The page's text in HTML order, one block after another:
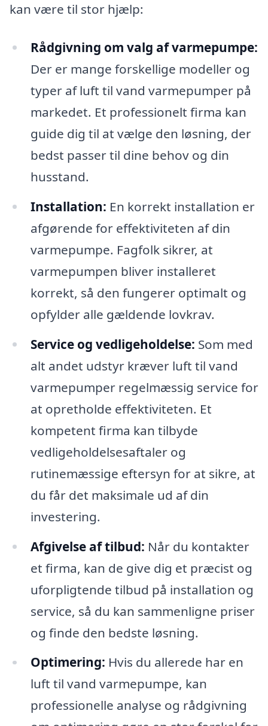
kan være til stor hjælp:
Rådgivning om valg af varmepumpe:
Der er mange forskellige modeller og
typer af luft til vand varmepumper på
markedet. Et professionelt firma kan
guide dig til at vælge den løsning, der
bedst passer til dine behov og din
husstand.
Installation: En korrekt installation er
afgørende for effektiviteten af din
varmepumpe. Fagfolk sikrer, at
varmepumpen bliver installeret
korrekt, så den fungerer optimalt og
opfylder alle gældende lovkrav.
Service og vedligeholdelse: Som med
alt andet udstyr kræver luft til vand
varmepumper regelmæssig service for
at opretholde effektiviteten. Et
kompetent firma kan tilbyde
vedligeholdelsesaftaler og
rutinemæssige eftersyn for at sikre, at
du får det maksimale ud af din
investering.
Afgivelse af tilbud: Når du kontakter
et firma, kan de give dig et præcist og
uforpligtende tilbud på installation og
service, så du kan sammenligne priser
og finde den bedste løsning.
Optimering: Hvis du allerede har en
luft til vand varmepumpe, kan
professionelle analyse og rådgivning